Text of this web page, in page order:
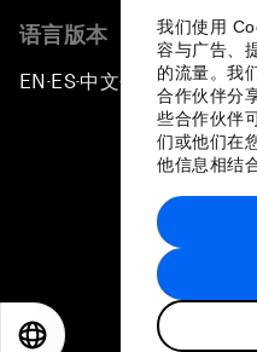
我们使用
容与广告、
的流量。我
合作伙伴分
些合作伙伴
们或他们在
他信息相结合
语言版本
EN ▪ES▪中文▪ 日本語